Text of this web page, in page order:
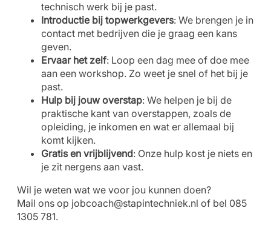
technisch werk bij je past.
Introductie bij topwerkgevers: We brengen je in
contact met bedrijven die je graag een kans
geven.
Ervaar het zelf: Loop een dag mee of doe mee
aan een workshop. Zo weet je snel of het bij je
past.
Hulp bij jouw overstap: We helpen je bij de
praktische kant van overstappen, zoals de
opleiding, je inkomen en wat er allemaal bij
komt kijken.
Gratis en vrijblijvend: Onze hulp kost je niets en
je zit nergens aan vast.
Wil je weten wat we voor jou kunnen doen?
Mail ons op jobcoach@stapintechniek.nl of bel 085
1305 781.